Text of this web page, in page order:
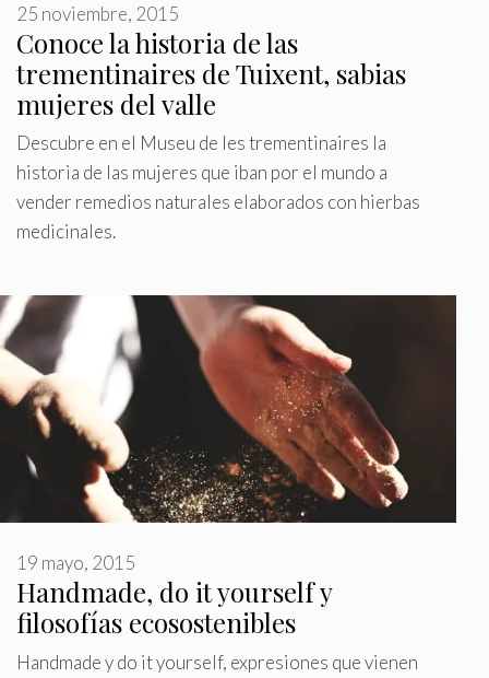
Conoce la historia de las
trementinaires de Tuixent, sabias
mujeres del valle
25 noviembre, 2015
Descubre en el Museu de les trementinaires la
historia de las mujeres que iban por el mundo a
vender remedios naturales elaborados con hierbas
medicinales.
Handmade, do it yourself y
filosofías ecosostenibles
19 mayo, 2015
Handmade y do it yourself, expresiones que vienen